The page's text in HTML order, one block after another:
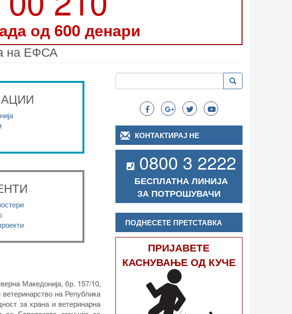
од 600 денари
на ЕФСА
Македонија, бр. 157/10,
на Република
за храна и ветеринарна
Search
Пребарување Пребарување
КОНТАКТИРАЈ НЕ
0800 3 2222
БЕСПЛАТНА ЛИНИЈА
ЗА ПОТРОШУВАЧИ
ПОДНЕСЕТЕ ПРЕТСТАВКА
ПРИЈАВЕТЕ
КАСНУВАЊЕ ОД КУЧЕ